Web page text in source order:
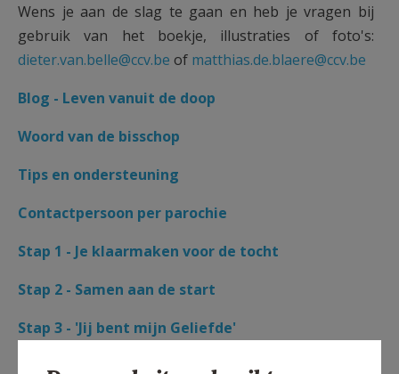
Wens je aan de slag te gaan en heb je vragen bij
gebruik van het boekje, illustraties of foto's:
dieter.van.belle@ccv.be of matthias.de.blaere@ccv.be
Blog - Leven vanuit de doop
Woord van de bisschop
Tips en ondersteuning
Contactpersoon per parochie
Stap 1 - Je klaarmaken voor de tocht
Stap 2 - Samen aan de start
Stap 3 - 'Jij bent mijn Geliefde'
Stap 4 - Eén in de doop